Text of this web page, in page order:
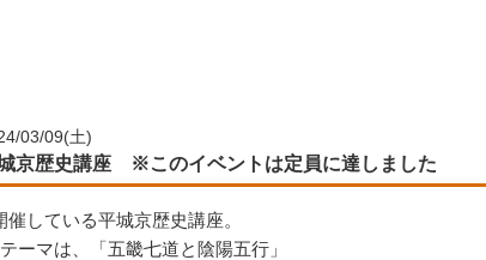
03/09(土)
京歴史講座 ※このイベントは定員に達しました
催している平城京歴史講座。
ーマは、「五畿七道と陰陽五行」